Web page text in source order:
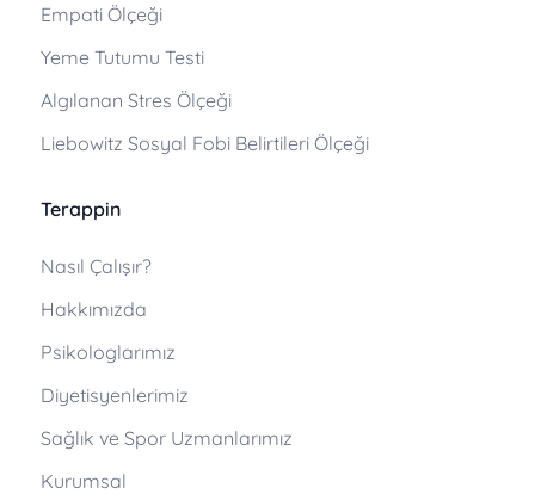
Terappin
Nasıl Çalışır?
Hakkımızda
Psikologlarımız
Diyetisyenlerimiz
Sağlık ve Spor Uzmanlarımız
Kurumsal
Empati Ölçeği
Yeme Tutumu Testi
Algılanan Stres Ölçeği
Liebowitz Sosyal Fobi Belirtileri Ölçeği